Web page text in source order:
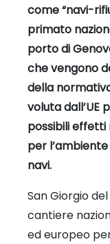
come “navi-
primato
porto di
che vengono
della
voluta dall’UE
possibili effetti
per
navi.
San Giorgio
cantiere
ed europeo